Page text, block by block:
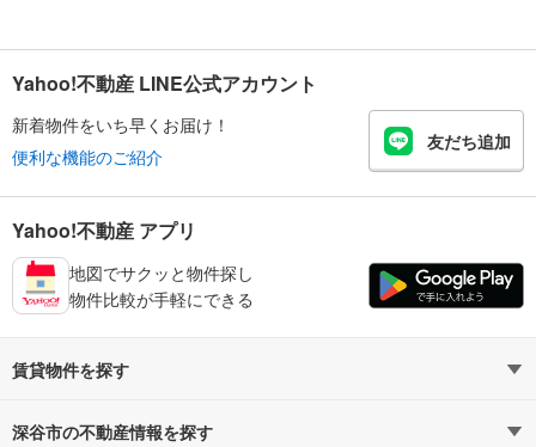
Yahoo!不動産 LINE公式アカウント
新着物件をいち早くお届け！
便利な機能のご紹介
友だち追加
Yahoo!不動産 アプリ
地図でサクッと物件探し
物件比較が手軽にできる
賃貸物件を探す
路線・駅から探す
深谷市の不動産情報を探す